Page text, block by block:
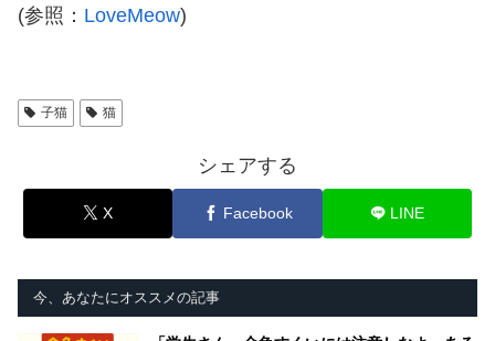
(参照： LoveMeow)
子猫 猫
シェアする
X Facebook LINE
今、あなたにオススメの記事